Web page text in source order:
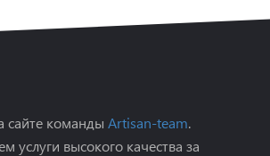
сайте команды Artisan-team.
услуги высокого качества за